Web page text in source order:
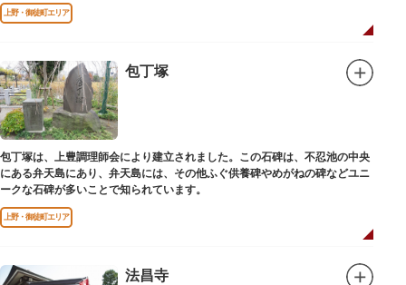
上野・御徒町エリア
包丁塚
包丁塚は、上豊調理師会により建立されました。この石碑は、不忍池の中央
にある弁天島にあり、弁天島には、その他ふぐ供養碑やめがねの碑などユニ
ークな石碑が多いことで知られています。
上野・御徒町エリア
法昌寺